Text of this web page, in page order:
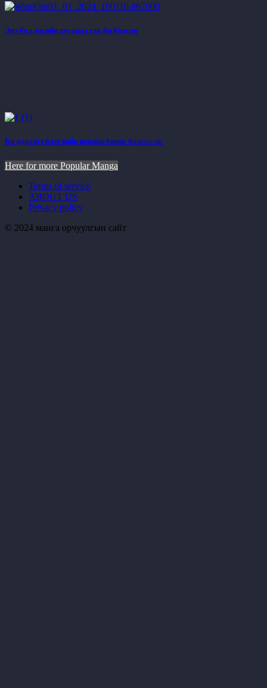
Энэ бол эцсийн хугацаа гэж би бодсон
Би дарангуйлагчийн нарийн бичиг болсон нь
Here for more Popular Manga
Terms of service
ABOUT US
Privacy policy
© 2024 манга орчуулгын сайт